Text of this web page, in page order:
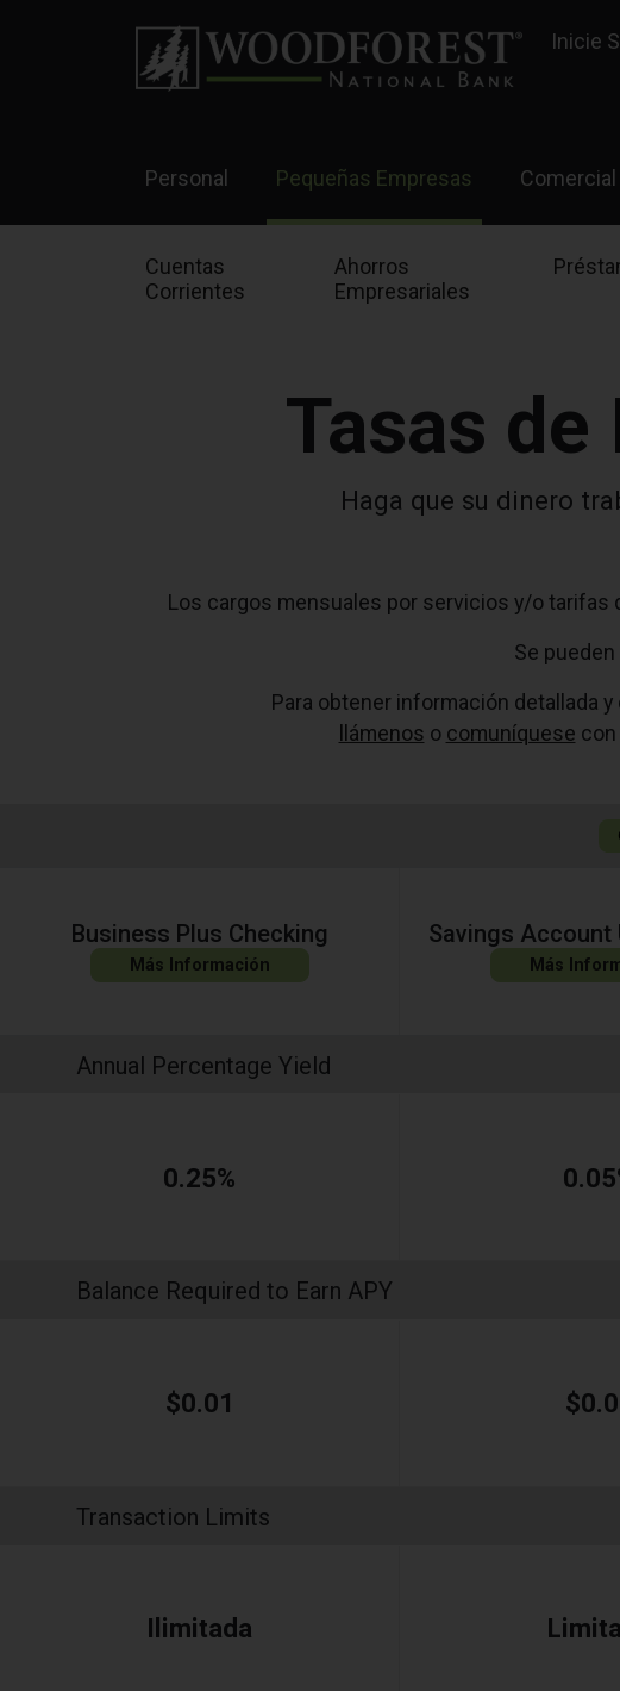
Inicie
Personal Pequeñas Empresas Comercial
Cuentas
Corrientes
Ahorros
Empresariales
Tasas
Haga que su dinero
Los cargos mensuales por servicios y/o tarifas
Se
Para obtener información detallada
llámenos o comuníquese
Business Plus Checking
Más Información
Savings Account
Más
Annual Percentage Yield
0.25%
Balance Required to Earn APY
$0.01
Transaction Limits
Ilimitada